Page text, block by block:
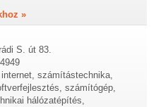
»
S. út 83.
számítástechnika,
számítógép,
hálózatépítés,